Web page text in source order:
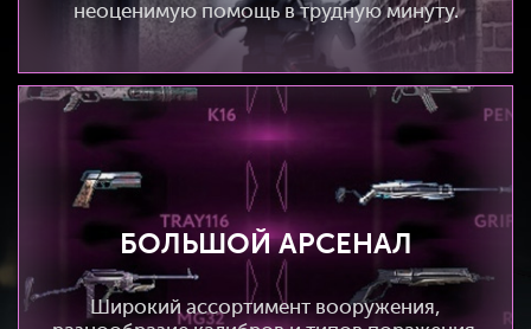
неоценимую помощь в трудную минуту.
БОЛЬШОЙ АРСЕНАЛ
Широкий ассортимент вооружения,